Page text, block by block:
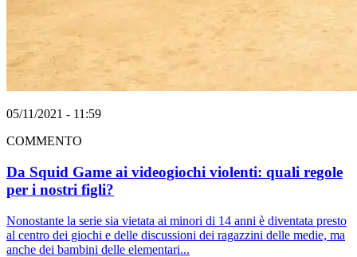
05/11/2021 - 11:59
COMMENTO
Da Squid Game ai videogiochi violenti: quali regole
per i nostri figli?
Nonostante la serie sia vietata ai minori di 14 anni è diventata presto
al centro dei giochi e delle discussioni dei ragazzini delle medie, ma
anche dei bambini delle elementari...